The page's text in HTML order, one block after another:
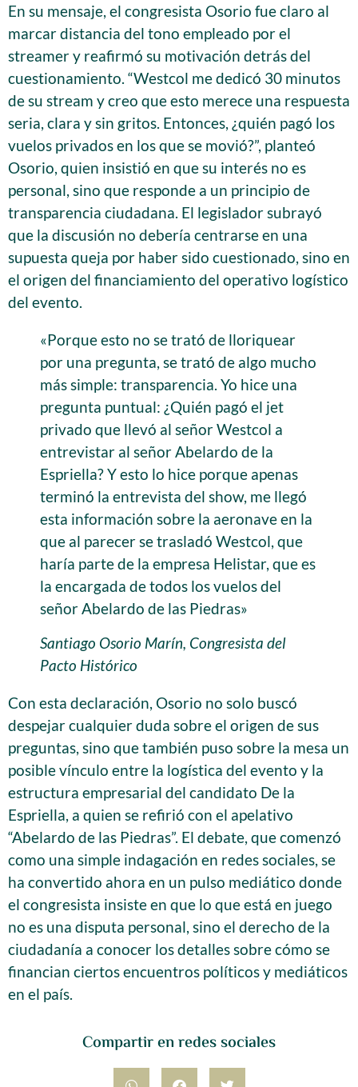
Compartir en redes sociales
En su mensaje, el congresista Osorio fue claro al
marcar distancia del tono empleado por el
streamer y reafirmó su motivación detrás del
cuestionamiento. “Westcol me dedicó 30 minutos
de su stream y creo que esto merece una respuesta
seria, clara y sin gritos. Entonces, ¿quién pagó los
vuelos privados en los que se movió?”, planteó
Osorio, quien insistió en que su interés no es
personal, sino que responde a un principio de
transparencia ciudadana. El legislador subrayó
que la discusión no debería centrarse en una
supuesta queja por haber sido cuestionado, sino en
el origen del financiamiento del operativo logístico
del evento.
«Porque esto no se trató de lloriquear
por una pregunta, se trató de algo mucho
más simple: transparencia. Yo hice una
pregunta puntual: ¿Quién pagó el jet
privado que llevó al señor Westcol a
entrevistar al señor Abelardo de la
Espriella? Y esto lo hice porque apenas
terminó la entrevista del show, me llegó
esta información sobre la aeronave en la
que al parecer se trasladó Westcol, que
haría parte de la empresa Helistar, que es
la encargada de todos los vuelos del
señor Abelardo de las Piedras»
Santiago Osorio Marín, Congresista del
Pacto Histórico
Con esta declaración, Osorio no solo buscó
despejar cualquier duda sobre el origen de sus
preguntas, sino que también puso sobre la mesa un
posible vínculo entre la logística del evento y la
estructura empresarial del candidato De la
Espriella, a quien se refirió con el apelativo
“Abelardo de las Piedras”. El debate, que comenzó
como una simple indagación en redes sociales, se
ha convertido ahora en un pulso mediático donde
el congresista insiste en que lo que está en juego
no es una disputa personal, sino el derecho de la
ciudadanía a conocer los detalles sobre cómo se
financian ciertos encuentros políticos y mediáticos
en el país.